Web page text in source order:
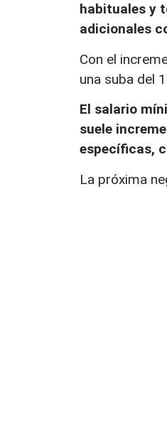
habituales y
adicionales
Con el
una suba del
El salario
suele
específicas,
La próxima